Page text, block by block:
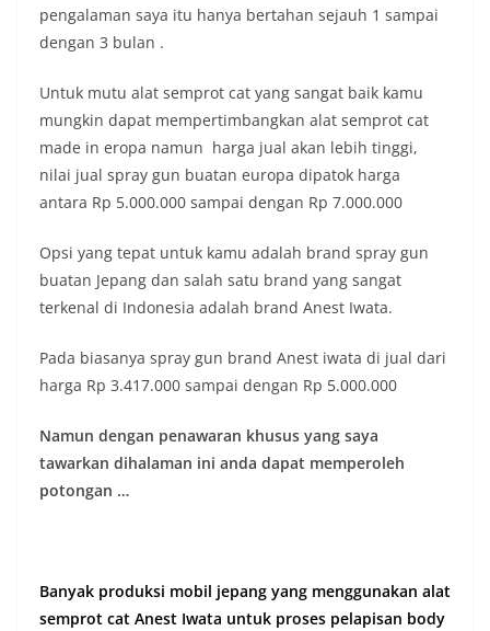
pengalaman saya itu hanya bertahan sejauh 1 sampai
dengan 3 bulan .
Untuk mutu alat semprot cat yang sangat baik kamu
mungkin dapat mempertimbangkan alat semprot cat
made in eropa namun harga jual akan lebih tinggi,
nilai jual spray gun buatan europa dipatok harga
antara Rp 5.000.000 sampai dengan Rp 7.000.000
Opsi yang tepat untuk kamu adalah brand spray gun
buatan Jepang dan salah satu brand yang sangat
terkenal di Indonesia adalah brand Anest Iwata.
Pada biasanya spray gun brand Anest iwata di jual dari
harga Rp 3.417.000 sampai dengan Rp 5.000.000
Namun dengan penawaran khusus yang saya
tawarkan dihalaman ini anda dapat memperoleh
potongan …
Banyak produksi mobil jepang yang menggunakan alat
semprot cat Anest Iwata untuk proses pelapisan body